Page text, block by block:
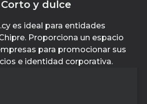
Corto y dulce
es ideal para entidades
Proporciona un espacio
para promocionar sus
e identidad corporativa.